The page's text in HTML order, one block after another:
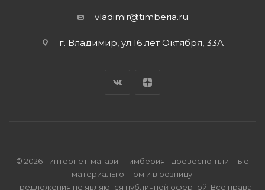
vladimir@timberia.ru
г. Владимир, ул.16 лет Октября, 33А
© 2026 - интернет-магазин Тимберия - древесно-плитные
материалы оптом и в розницу.
Предложения не являются публичной офертой. Все права